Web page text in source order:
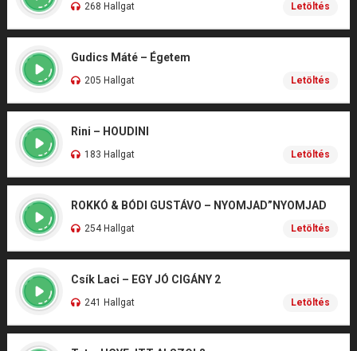
268 Hallgat Letöltés
Gudics Máté – Égetem
205 Hallgat Letöltés
Rini – HOUDINI
183 Hallgat Letöltés
ROKKÓ & BÓDI GUSTÁVO – NYOMJAD”NYOMJAD
254 Hallgat Letöltés
Csík Laci – EGY JÓ CIGÁNY 2
241 Hallgat Letöltés